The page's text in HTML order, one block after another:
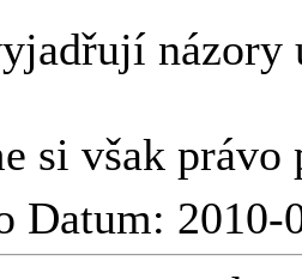
názory
si však
Datum: 2010-